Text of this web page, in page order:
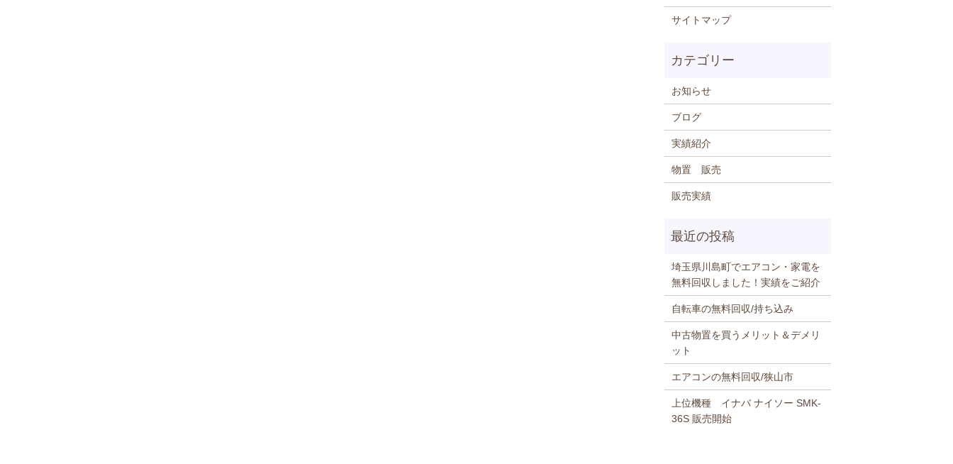
サイトマップ
お知らせ
ブログ
実績紹介
物置 販売
販売実績
埼玉県川島町でエアコン・家電を
無料回収しました！実績をご紹介
自転車の無料回収/持ち込み
中古物置を買うメリット＆デメリ
ット
エアコンの無料回収/狭山市
上位機種 イナバ ナイソー SMK-
36S 販売開始